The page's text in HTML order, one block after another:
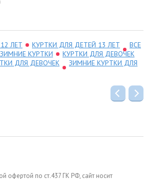
ЛЕТ КУРТКИ ДЛЯ ДЕТЕЙ 13 ЛЕТ
ВСЕ
ЗИМНИЕ КУРТКИ
КУРТКИ ДЛЯ ДЕВОЧЕК
ДЛЯ ДЕВОЧЕК
ЗИМНИЕ КУРТКИ ДЛЯ
офертой по ст.437 ГК РФ, сайт носит